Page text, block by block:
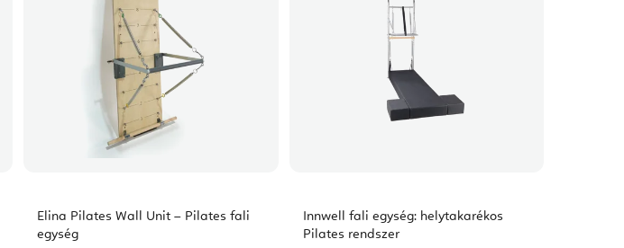
Elina Pilates Wall Unit – Pilates fali
egység
Innwell fali egység: helytakarékos
Pilates rendszer